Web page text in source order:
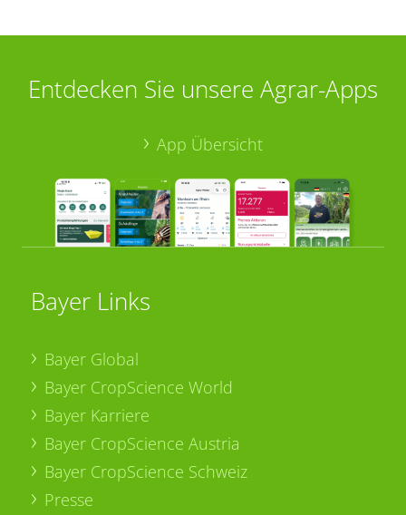
Entdecken Sie unsere Agrar-Apps
App Übersicht
Bayer Links
Bayer Global
Bayer CropScience World
Bayer Karriere
Bayer CropScience Austria
Bayer CropScience Schweiz
Presse